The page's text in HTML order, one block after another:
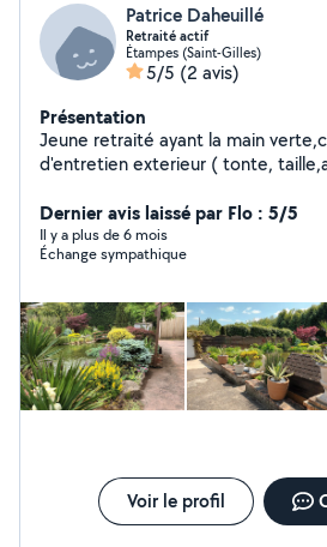
Patrice Daheuillé
Retraité actif
Étampes (Saint-Gilles)
5/5 (2 avis)
Présentation
Jeune retraité ayant la main
d'entretien exterieur ( tonte, taille,arbuste
, voir autres aménagement )
Dernier avis laissé par Flo : 5/5
Il y a plus de 6 mois
Échange sympathique
Voir le profil